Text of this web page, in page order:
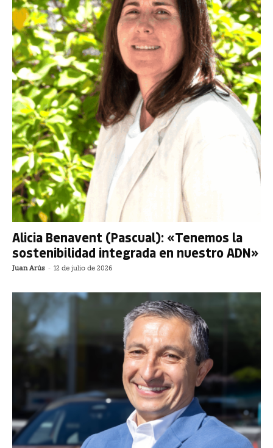
Alicia Benavent (Pascual): «Tenemos la
sostenibilidad integrada en nuestro ADN»
Juan Arús - 12 de julio de 2026